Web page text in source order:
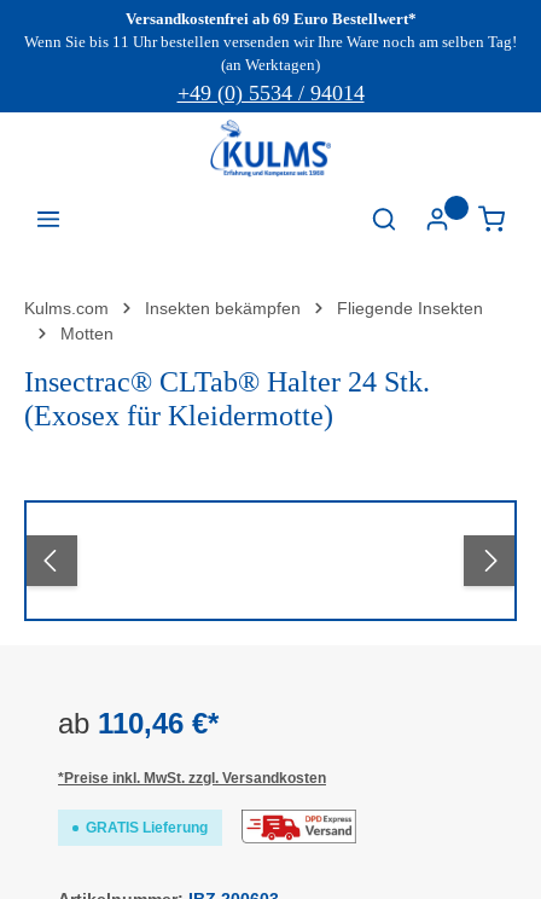
Zum Hauptinhalt springenVersandkostenfrei ab 69 Euro Bestellwert*
Wenn Sie bis 11 Uhr bestellen versenden wir Ihre Ware noch am selben Tag!
(an Werktagen)
+49 (0) 5534 / 94014
Kulms.com Insekten bekämpfen
Fliegende Insekten
Motten
Insectrac® CLTab® Halter 24 Stk.
(Exosex für Kleidermotte)
ab 110,46 €*
*Preise inkl. MwSt. zzgl. Versandkosten
GRATIS Lieferung